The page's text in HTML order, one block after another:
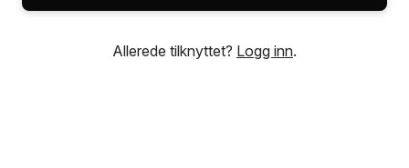
Allerede tilknyttet? Logg inn.